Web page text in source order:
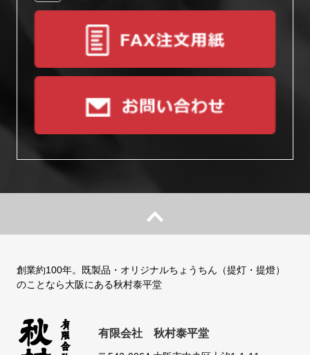
創業約100年。既製品・オリジナルちょうちん（提灯・提燈）
のことなら大阪にある秋村泰平堂
有限会社 秋村泰平堂